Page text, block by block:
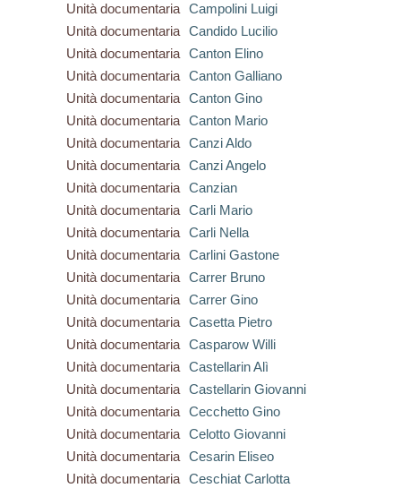
Unità documentaria
Campolini Luigi
Unità documentaria
Candido Lucilio
Unità documentaria
Canton Elino
Unità documentaria
Canton Galliano
Unità documentaria
Canton Gino
Unità documentaria
Canton Mario
Unità documentaria
Canzi Aldo
Unità documentaria
Canzi Angelo
Unità documentaria
Canzian
Unità documentaria
Carli Mario
Unità documentaria
Carli Nella
Unità documentaria
Carlini Gastone
Unità documentaria
Carrer Bruno
Unità documentaria
Carrer Gino
Unità documentaria
Casetta Pietro
Unità documentaria
Casparow Willi
Unità documentaria
Castellarin Alì
Unità documentaria
Castellarin Giovanni
Unità documentaria
Cecchetto Gino
Unità documentaria
Celotto Giovanni
Unità documentaria
Cesarin Eliseo
Unità documentaria
Ceschiat Carlotta